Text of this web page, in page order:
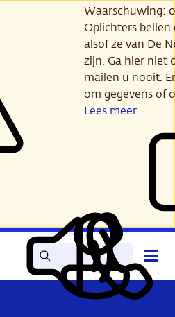
Waarschuwing:
Oplichters
alsof ze van De
zijn. Ga hier niet
mailen u nooit.
om gegevens of
Lees meer
Zoek Lees
voor
Mijn
DNB
Contact